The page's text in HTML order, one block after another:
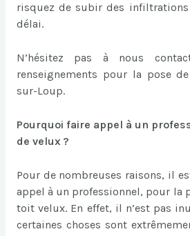
risquez de subir des infiltrations
délai.
N’hésitez pas à nous
renseignements pour la pose
sur-Loup.
Pourquoi faire appel à un
de velux ?
Pour de nombreuses raisons, il
appel à un professionnel, pour la
toit velux. En effet, il n’est pas
certaines choses sont